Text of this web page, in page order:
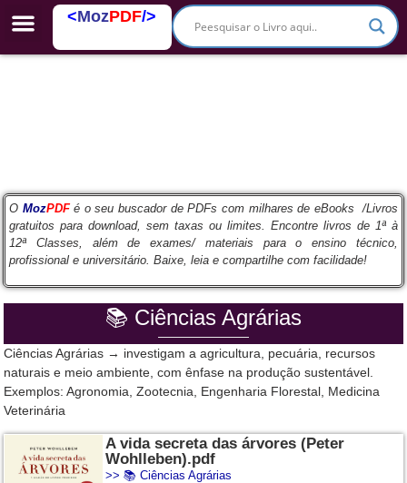
<MozPDF/>
O MozPDF é o seu buscador de PDFs com milhares de eBooks /Livros
gratuitos para download, sem taxas ou limites. Encontre livros de 1ª à
12ª Classes, além de exames/ materiais para o ensino técnico,
profissional e universitário. Baixe, leia e compartilhe com facilidade!
📚 Ciências Agrárias
Ciências Agrárias → investigam a agricultura, pecuária, recursos
naturais e meio ambiente, com ênfase na produção sustentável.
Exemplos: Agronomia, Zootecnia, Engenharia Florestal, Medicina
Veterinária
A vida secreta das árvores (Peter
Wohlleben).pdf
>> 📚 Ciências Agrárias